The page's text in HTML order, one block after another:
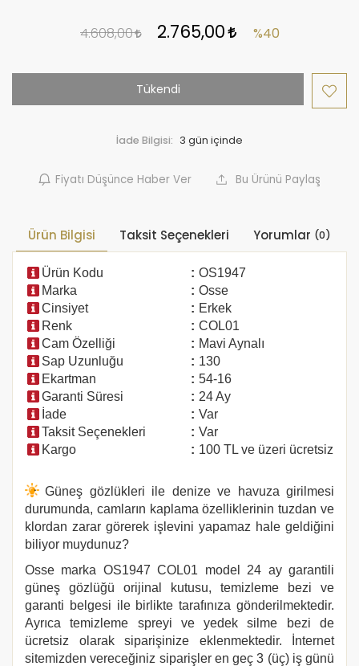
4.608,00 2.765,00 %40
Tükendi
İade Bilgisi:
Fiyatı Düşünce Haber Ver Bu Ürünü Paylaş
Ürün Bilgisi Taksit Seçenekleri Yorumlar (0)
Ürün Kodu : OS1947
Marka
: Osse
Cinsiyet
: Erkek
Renk
: COL01
Cam Özelliği
: Mavi Aynalı
Sap Uzunluğu
: 130
Ekartman
: 54-16
Garanti Süresi
: 24 Ay
İade
: Var
Taksit Seçenekleri
: Var
Kargo
: 100 TL ve üzeri ücretsiz
Güneş gözlükleri ile denize ve havuza girilmesi
durumunda, camların kaplama özelliklerinin tuzdan ve
klordan zarar görerek işlevini yapamaz hale geldiğini
biliyor muydunuz?
Osse marka OS1947 COL01 model 24 ay garantili
güneş gözlüğü orijinal kutusu, temizleme bezi ve
garanti belgesi ile birlikte tarafınıza gönderilmektedir.
Ayrıca temizleme spreyi ve yedek silme bezi de
ücretsiz olarak siparişinize eklenmektedir. İnternet
sitemizden vereceğiniz siparişler en geç 3 (üç) iş günü